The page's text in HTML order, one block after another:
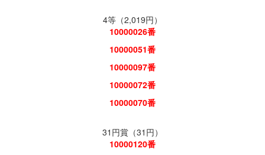
4等（2,019円）
10000026番
10000051番
10000097番
10000072番
10000070番
31円賞（31円）
10000120番